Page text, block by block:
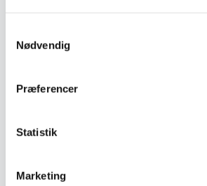
Nødvendig
Præferencer
Statistik
Marketing
Standere, galger og beslag
Sundhedsmiljø
Vaskeri Produkter